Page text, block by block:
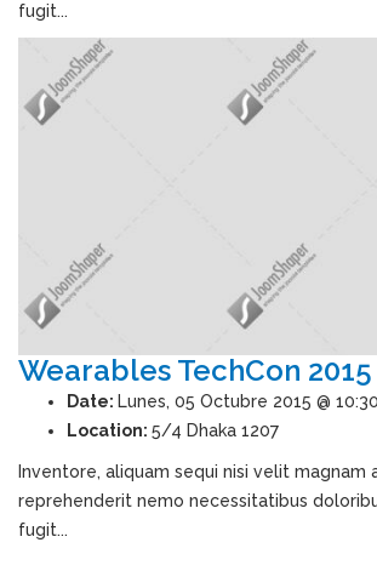
fugit...
Wearables TechCon 2015
Date: Lunes, 05 Octubre 2015 @
Location: 5/4 Dhaka 1207
Inventore, aliquam sequi nisi velit magnam
reprehenderit nemo necessitatibus
fugit...